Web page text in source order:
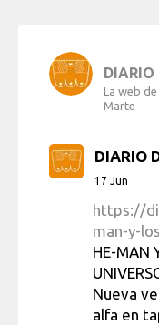
DIARIO
La web
Marte
DIARIO
17 Jun
https://
man-y-
HE-MAN
Nueva
alfa en